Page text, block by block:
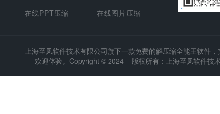
在线PPT压缩
在线图片压缩
上海至凤软件技术有限公司旗下一款免费的解压缩全能王软件
欢迎体验。Copyright © 2024 版权所有：上海至凤软件技